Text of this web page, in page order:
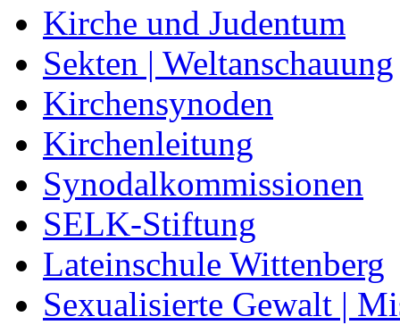
Kirche und Judentum
Sekten | Weltanschauung
Kirchensynoden
Kirchenleitung
Synodalkommissionen
SELK-Stiftung
Lateinschule Wittenberg
Sexualisierte Gewalt |